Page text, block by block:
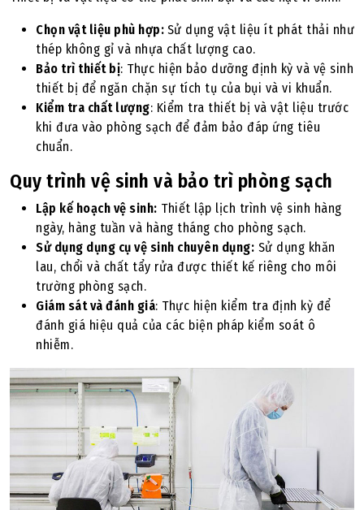
Chọn vật liệu phù hợp: Sử dụng vật liệu ít phát thải như
thép không gỉ và nhựa chất lượng cao.
Bảo trì thiết bị: Thực hiện bảo dưỡng định kỳ và vệ sinh
thiết bị để ngăn chặn sự tích tụ của bụi và vi khuẩn.
Kiểm tra chất lượng: Kiểm tra thiết bị và vật liệu trước
khi đưa vào phòng sạch để đảm bảo đáp ứng tiêu
chuẩn.
Quy trình vệ sinh và bảo trì phòng sạch
Lập kế hoạch vệ sinh: Thiết lập lịch trình vệ sinh hàng
ngày, hàng tuần và hàng tháng cho phòng sạch.
Sử dụng dụng cụ vệ sinh chuyên dụng: Sử dụng khăn
lau, chổi và chất tẩy rửa được thiết kế riêng cho môi
trường phòng sạch.
Giám sát và đánh giá: Thực hiện kiểm tra định kỳ để
đánh giá hiệu quả của các biện pháp kiểm soát ô
nhiễm.